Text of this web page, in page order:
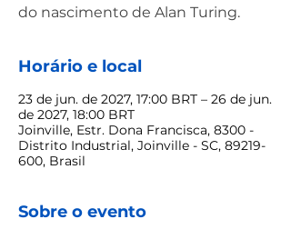
do nascimento de Alan Turing.
Horário e local
23 de jun. de 2027, 17:00 BRT – 26 de jun.
de 2027, 18:00 BRT
Joinville, Estr. Dona Francisca, 8300 -
Distrito Industrial, Joinville - SC, 89219-
600, Brasil
Sobre o evento